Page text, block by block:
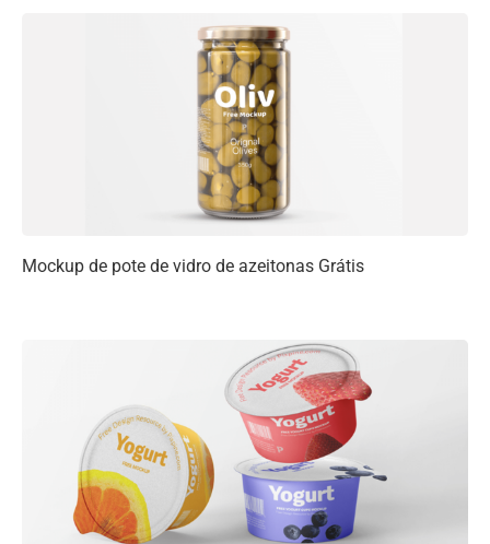
Mockup de pote de vidro de azeitonas Grátis